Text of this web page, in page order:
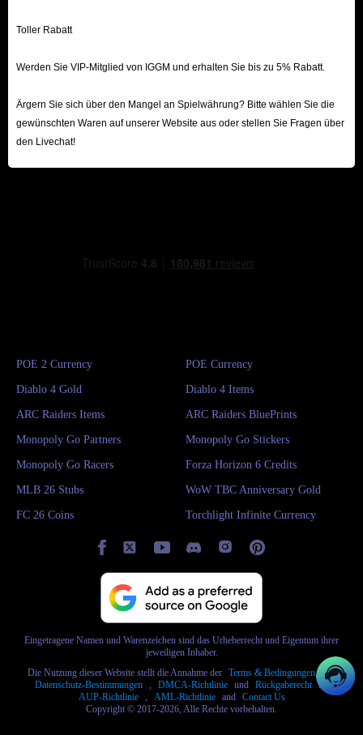
Toller Rabatt
Werden Sie VIP-Mitglied von IGGM und erhalten Sie bis zu 5% Rabatt.
Ärgern Sie sich über den Mangel an Spielwährung? Bitte wählen Sie die
gewünschten Waren auf unserer Website aus oder stellen Sie Fragen über
den Livechat!
POE 2 Currency POE Currency
Diablo 4 Gold Diablo 4 Items
ARC Raiders Items ARC Raiders BluePrints
Monopoly Go Partners Monopoly Go Stickers
Monopoly Go Racers Forza Horizon 6 Credits
MLB 26 Stubs WoW TBC Anniversary Gold
FC 26 Coins Torchlight Infinite Currency
Eingetragene Namen und Warenzeichen sind das Urheberrecht und Eigentum ihrer
jeweiligen Inhaber.
Die Nutzung dieser Website stellt die Annahme der Terms & Bedingungen und
Datenschutz-Bestimmungen
, DMCA-Richtlinie und Rückgaberecht und
AUP-Richtlinie
, AML-Richtlinie and Contact Us
Copyright © 2017-2026, Alle Rechte vorbehalten.